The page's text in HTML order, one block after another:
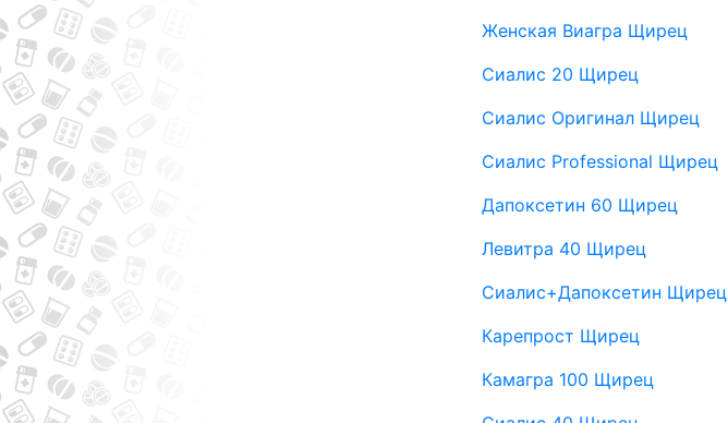
Женская Виагра Щирец
Сиалис 20 Щирец
Сиалис Оригинал Щирец
Сиалис Professional Щирец
Дапоксетин 60 Щирец
Левитра 40 Щирец
Сиалис+Дапоксетин Щирец
Карепрост Щирец
Камагра 100 Щирец